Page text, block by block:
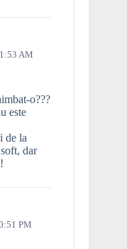
AM
o???
este
de la
dar
PM